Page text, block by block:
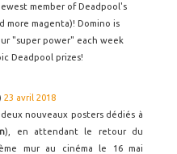
member of Deadpool's
magenta)! Domino is
"super power" each week
Deadpool prizes!
23 avril 2018
nouveaux posters dédiés à
), en attendant le retour du
mur au cinéma le 16 mai